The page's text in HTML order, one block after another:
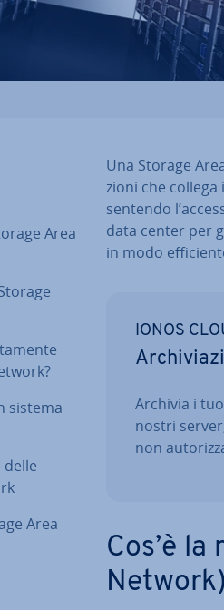
Area
sistema
delle
Area
Una Storage
zio­ni che
sen­ten­do
data center per
in modo
IONOS
Archivia i
nostri
non
Cos’è